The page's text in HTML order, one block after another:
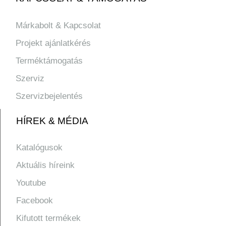
Márkabolt & Kapcsolat
Projekt ajánlatkérés
Terméktámogatás
Szerviz
Szervizbejelentés
HÍREK & MÉDIA
Katalógusok
Aktuális híreink
Youtube
Facebook
Kifutott termékek